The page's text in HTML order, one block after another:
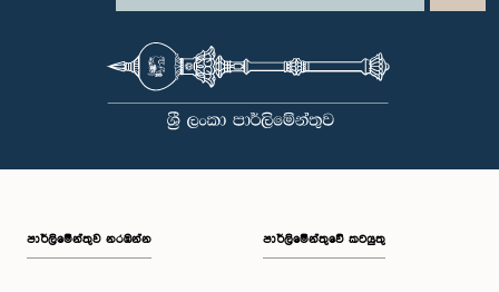
පාර්ලි‌මේන්තුව නරඹන්න පාර්ලිමේන්තුවේ කටයුතු